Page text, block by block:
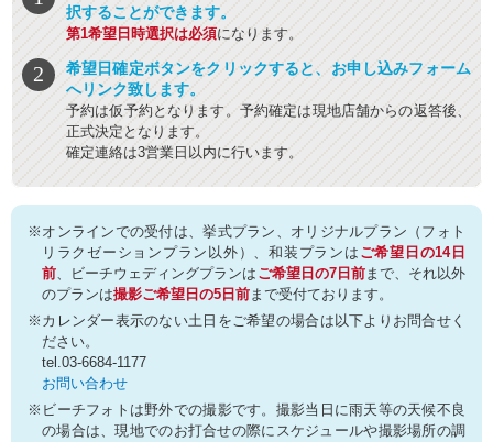
択することができます。
第1希望日時選択は必須になります。
希望日確定ボタンをクリックすると、お申し込みフォーム
へリンク致します。
予約は仮予約となります。予約確定は現地店舗からの返答後、
正式決定となります。
確定連絡は3営業日以内に行います。
※オンラインでの受付は、挙式プラン、オリジナルプラン（フォト
リラクゼーションプラン以外）、和装プランは ご希望日の14日
前、ビーチウェディングプランは ご希望日の7日前まで、それ以外
のプランは撮影ご希望日の5日前まで受付ております。
※カレンダー表示のない土日をご希望の場合は以下よりお問合せく
ださい。
tel.03-6684-1177
お問い合わせ
※ビーチフォトは野外での撮影です。撮影当日に雨天等の天候不良
の場合は、現地でのお打合せの際にスケジュールや撮影場所の調